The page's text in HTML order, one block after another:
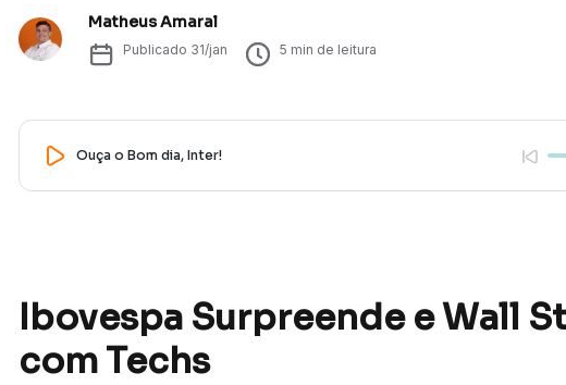
Matheus Amaral
Publicado 31/jan 5 min de leitura
Ouça o Bom dia, Inter!
Ibovespa Surpreende e Wall
com Techs